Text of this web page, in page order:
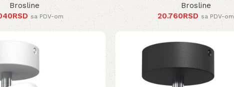
Brosline
RSD sa PDV-om
Brosline
20.760RSD sa PDV-om